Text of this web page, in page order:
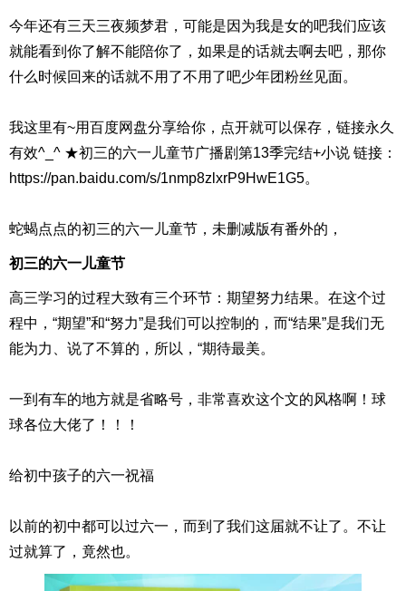
今年还有三天三夜频梦君，可能是因为我是女的吧我们应该
就能看到你了解不能陪你了，如果是的话就去啊去吧，那你
什么时候回来的话就不用了不用了吧少年团粉丝见面。
我这里有~用百度网盘分享给你，点开就可以保存，链接永久
有效^_^ ★初三的六一儿童节广播剧第13季完结+小说 链接：
https://pan.baidu.com/s/1nmp8zlxrP9HwE1G5。
蛇蝎点点的初三的六一儿童节，未删减版有番外的，
初三的六一儿童节
高三学习的过程大致有三个环节：期望努力结果。在这个过
程中，“期望”和“努力”是我们可以控制的，而“结果”是我们无
能为力、说了不算的，所以，“期待最美。
一到有车的地方就是省略号，非常喜欢这个文的风格啊！球
球各位大佬了！！！
给初中孩子的六一祝福
以前的初中都可以过六一，而到了我们这届就不让了。不让
过就算了，竟然也。